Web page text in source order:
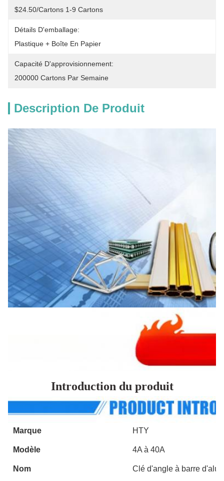
$24.50/cartons 1-9 Cartons
Détails D'emballage:
Plastique + Boîte En Papier
Capacité D'approvisionnement:
200000 Cartons Par Semaine
Description De Produit
Introduction du produit
Marque HTY
Modèle 4A à 40A
Nom Clé d'angle à barre